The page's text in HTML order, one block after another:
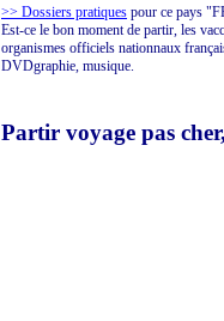
>> Dossiers pratiques pour ce pays
Est-ce le bon moment de partir, les
organismes officiels nationnaux
DVDgraphie, musique.
Partir voyage pas